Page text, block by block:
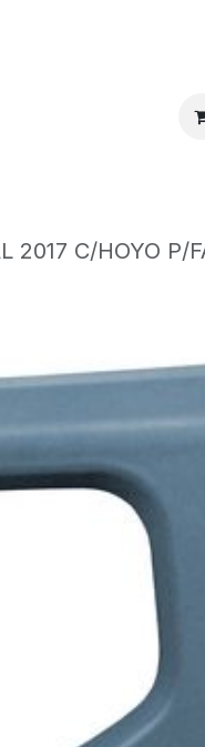
2017 C/HOYO P/